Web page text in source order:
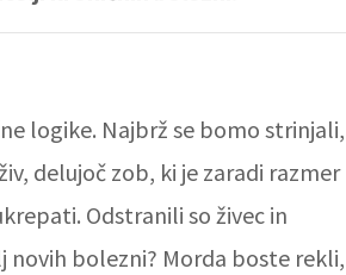
logike. Najbrž se bomo strinjali,
delujoč zob, ki je zaradi razmer
Odstranili so živec in
bolezni? Morda boste rekli,